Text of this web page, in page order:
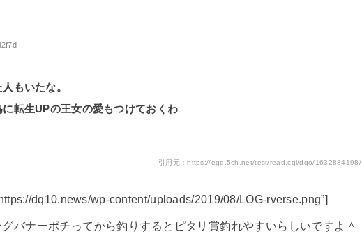
もいたな。
転生UPの王女の愛もつけておくわ
引用元：https://egg.5ch.net/test/read.cgi/dqo/1632884198/
dq10.news/wp-content/uploads/2019/08/LOG-rverse.png”]
バナーポチってから釣りするとピタリ賞釣れやすいらしいですよ＾